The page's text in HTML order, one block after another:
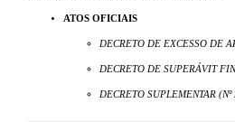
ATOS OFICIAIS
DECRETO DE EXCESSO DE
DECRETO DE SUPERÁVIT
DECRETO SUPLEMENTAR